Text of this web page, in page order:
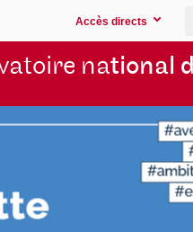
Accès directs
national